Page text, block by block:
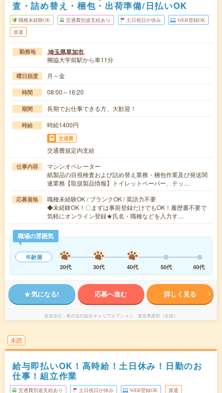
査・詰め替え・梱包・出荷準備/日払いOK
職種未経験OK 交通費別途支給あり 土日祝日が休み WEB登録OK
派遣
勤務地 埼玉県草加市
獨協大学前駅から車11分
曜日頻度 月～金
時間 08:00～16:20
期間 長期でお仕事できる方、大歓迎！
時給 時給1400円
交通費
交通費規定内支給
仕事内容
マシンオペレーター
紙製品の目視検査および詰め替え業務・梱包作業及び発送関
連業務【取扱製品情報】トイレットペーパー、テッ…
応募資格
職種未経験OK / ブランクOK / 英語力不要
◆未経験OK！〇まずは事前登録だけでもOK！履歴書不要で
気軽にオンライン登録★氏名・職種などを入力す…
職場の雰囲気
年齢層
20代
30代 40代 50代 60代
気になる! 応募へ進む 詳しく見る
派遣会社 株式会社綜合キャリアオプション 製造事業部（全国）
未読
給与即払いOK！高時給！土日休み！日勤のお
仕事！組立作業
交通費別途支給あり 土日祝日が休み WEB登録OK 派遣